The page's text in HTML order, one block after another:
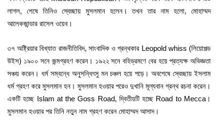
লাগল, শেষে তিনিও স্বেচ্ছায় মুসলমান হলেন। তখন তার নাম হলো, মোহাম্মদ
আলেকজান্ডার রাসেল ওয়েব।
৩৭ অষ্ট্রিয়ার বিখ্যাত রাজনীতিবিদ, সাংবাদিক ও গ্রন্থকার Leopold whiss (লিয়োপল্ড
উইস) ১৯০০ সনে জন্মগ্রহণ করেন। ১৯২২ সনে বহিভ্রমণে বের হয়ে প্রত্যক্ষ অভিজ্ঞতা
সঞ্চয় করেন। ধর্ম সম্বন্ধে অনুসন্ধিৎসু মন চঞ্চল হয়ে পড়ে। অবশেষে স্বেচ্ছায় ইসলাম
ধর্ম গ্রহণ করে মুসলমান হন। মুসলমান হওয়ার পরেও দুখানি মূল্যবান গ্রন্থ রচনা করেন।
একটি হচ্ছে Islam at the Goss Road, দ্বিতীয়টি হচ্ছে Road to Mecca।
মুসলমান হওয়ার পর তিনি নতুন নাম গ্রহণ করেন মোহাম্মদ আসাদ।